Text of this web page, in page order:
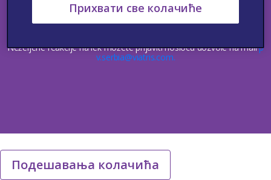
Ovaj website je namenjen lekarima, medicinskim sestrama i
tehničarima, farmaceutima i drugim zdravstvenim radnicima u Srbiji.
Neželjene reakcije na lek možete prijaviti nosiocu dozvole na mailp
v.serbia@viatris.com.
Подешавања колачића
Прихвати све колачиће